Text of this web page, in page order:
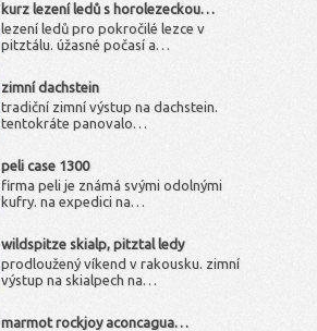
kurz lezení ledů s horolezeckou…
lezení ledů pro pokročilé lezce v
pitztálu. úžasné počasí a…
zimní dachstein
tradiční zimní výstup na dachstein.
tentokráte panovalo…
peli case 1300
firma peli je známá svými odolnými
kufry. na expedici na…
wildspitze skialp, pitztal ledy
prodloužený víkend v rakousku. zimní
výstup na skialpech na…
marmot rockjoy aconcagua…